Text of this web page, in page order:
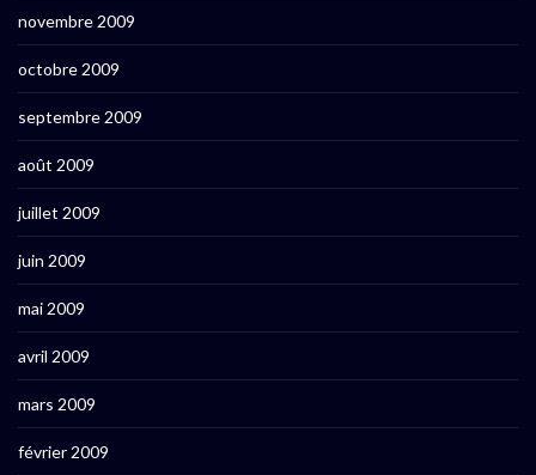
novembre 2009
octobre 2009
septembre 2009
août 2009
juillet 2009
juin 2009
mai 2009
avril 2009
mars 2009
février 2009